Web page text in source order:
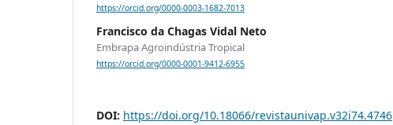
https://orcid.org/0000-0003-1682-7013
Francisco da Chagas Vidal Neto
Embrapa Agroindústria Tropical
https://orcid.org/0000-0001-9412-6955
DOI: https://doi.org/10.18066/revistaunivap.v32i74.4746